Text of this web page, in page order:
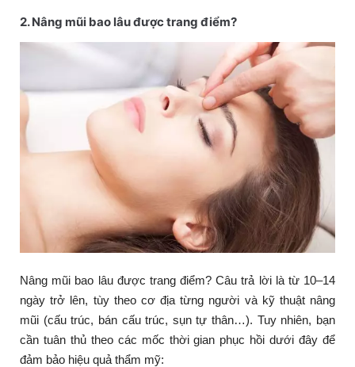
2. Nâng mũi bao lâu được trang điểm?
Nâng mũi bao lâu được trang điểm? Câu trả lời là từ 10–14
ngày trở lên, tùy theo cơ địa từng người và kỹ thuật nâng
mũi (cấu trúc, bán cấu trúc, sụn tự thân…). Tuy nhiên, bạn
cần tuân thủ theo các mốc thời gian phục hồi dưới đây để
đảm bảo hiệu quả thẩm mỹ: